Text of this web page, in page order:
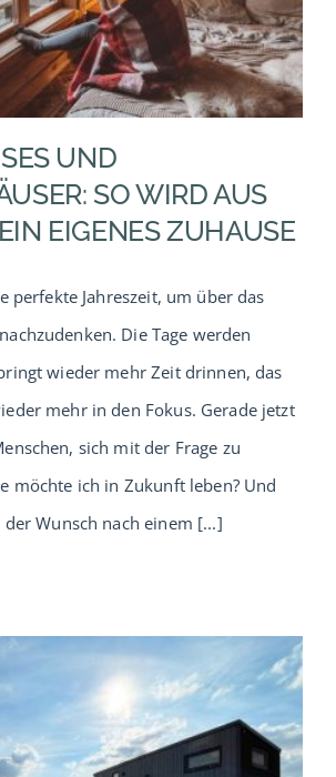
UND
SO WIRD AUS
EIGENES ZUHAUSE
perfekte Jahreszeit, um über das
Die Tage werden
wieder mehr Zeit drinnen, das
mehr in den Fokus. Gerade jetzt
sich mit der Frage zu
möchte ich in Zukunft leben? Und
Wunsch nach einem [...]